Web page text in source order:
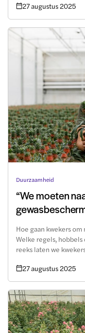
27 augustus 2025
Duurzaamheid
“We moeten
Hoe gaan kwekers
Welke regels,
reeks laten we
27 augustus 2025